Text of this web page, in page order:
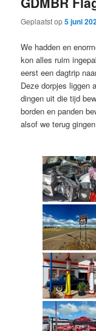
Geplaatst op5 juni
We hadden en
kon alles ruim
eerst een dagtrip
Deze dorpjes liggen
dingen uit die tijd
borden en panden
alsof we terug